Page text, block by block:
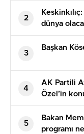
2
dünya
3
Başkan
4
AK Partili
Özel’in
5
Bakan
programı